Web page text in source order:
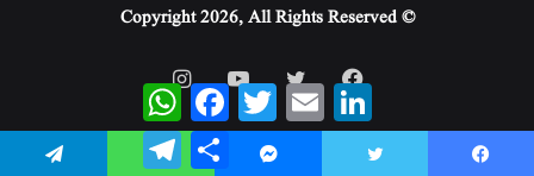
© Copyright 2026, All Rights Reserved
WhatsAppFacebookTwitterEmail
LinkedIn
TelegramShare